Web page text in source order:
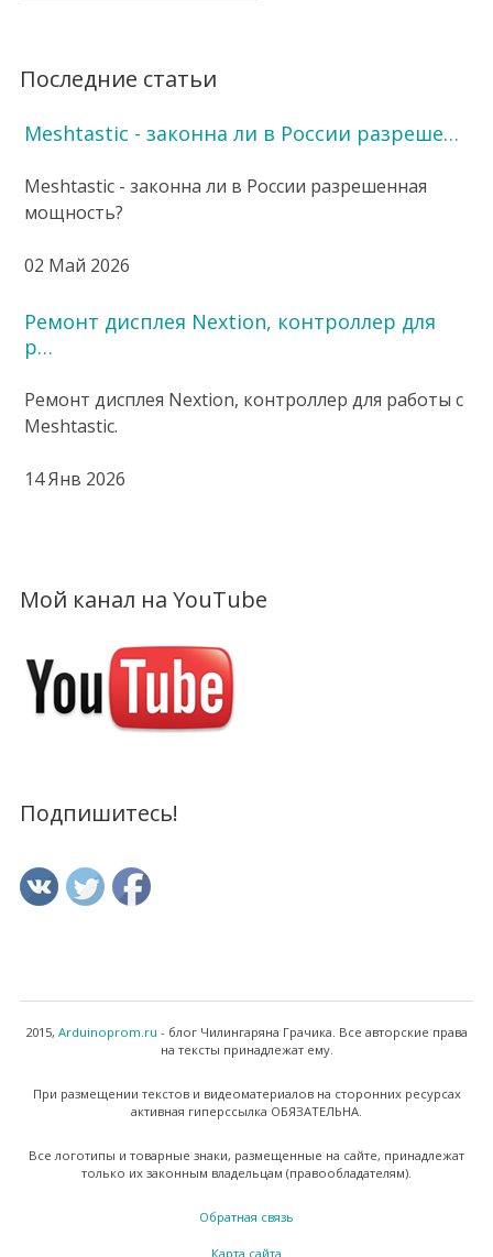
Последние статьи
Meshtastic - законна ли в России разреше…
Meshtastic - законна ли в России разрешенная
мощность?
02 Май 2026
Ремонт дисплея Nextion, контроллер для
р…
Ремонт дисплея Nextion, контроллер для работы с
Meshtastic.
14 Янв 2026
Мой канал на YouTube
Подпишитесь!
2015, Arduinoprom.ru - блог Чилингаряна Грачика. Все авторские права
на тексты принадлежат ему.
При размещении текстов и видеоматериалов на сторонних ресурсах
активная гиперссылка ОБЯЗАТЕЛЬНА.
Все логотипы и товарные знаки, размещенные на сайте, принадлежат
только их законным владельцам (правообладателям).
Обратная связь
Карта сайта